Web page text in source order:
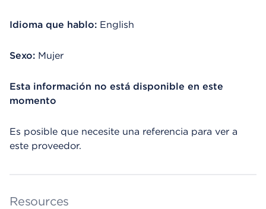
Idioma que hablo: English
Sexo: Mujer
Esta información no está disponible en este
momento
Es posible que necesite una referencia para ver a
este proveedor.
Resources